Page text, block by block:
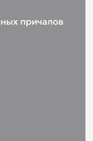
причалов